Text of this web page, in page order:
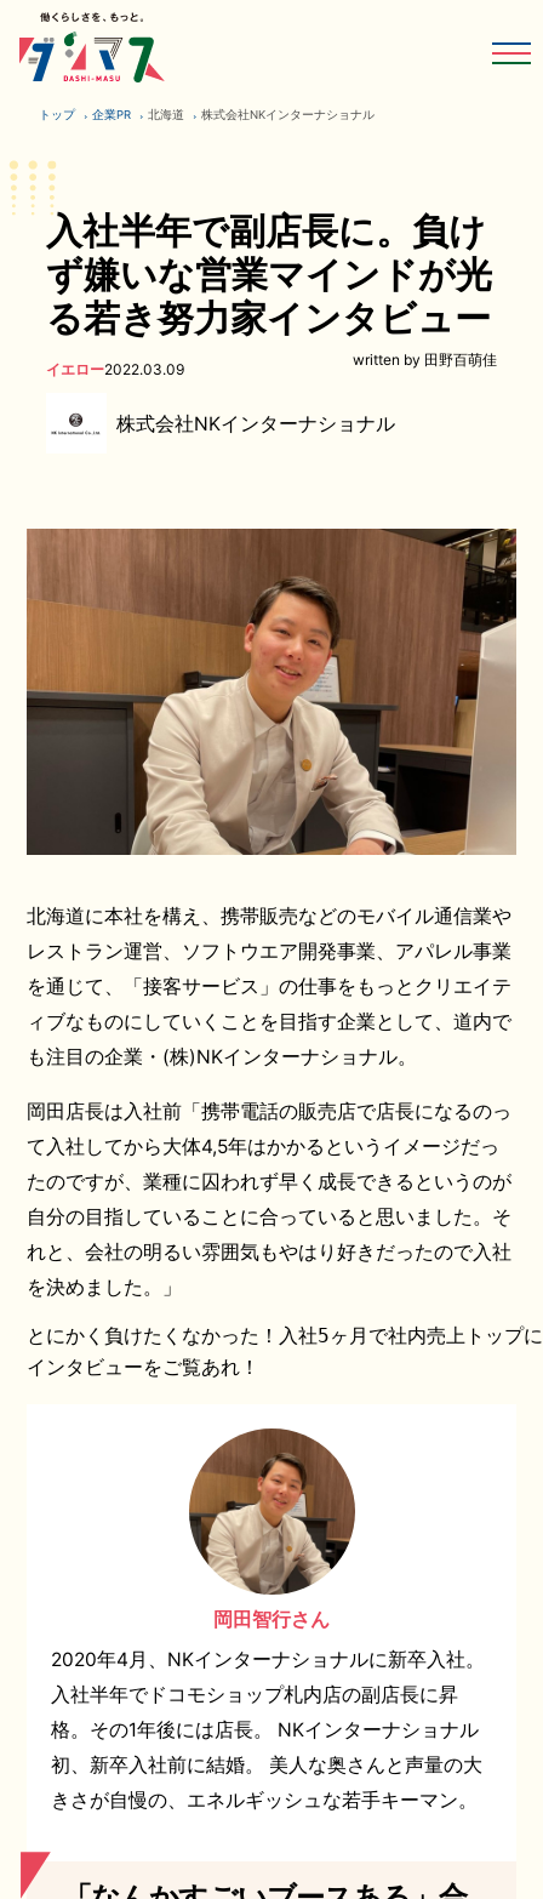
トップ 企業PR 北海道 株式会社NKインターナショナル
入社半年で副店長に。負け
ず嫌いな営業マインドが光
る若き努力家インタビュー
イエロー2022.03.09
written by 田野百萌佳
株式会社NKインターナショナル
北海道に本社を構え、携帯販売などのモバイル通信業や
レストラン運営、ソフトウエア開発事業、アパレル事業
を通じて、「接客サービス」の仕事をもっとクリエイテ
ィブなものにしていくことを目指す企業として、道内で
も注目の企業・(株)NKインターナショナル。
岡田店長は入社前「携帯電話の販売店で店長になるのっ
て入社してから大体4,5年はかかるというイメージだっ
たのですが、業種に囚われず早く成長できるというのが
自分の目指していることに合っていると思いました。そ
れと、会社の明るい雰囲気もやはり好きだったので入社
を決めました。」
とにかく負けたくなかった！入社5ヶ月で社内売上トップ
インタビューをご覧あれ！
岡田智行さん
2020年4月、NKインターナショナルに新卒入社。
入社半年でドコモショップ札内店の副店長に昇
格。その1年後には店長。 NKインターナショナル
初、新卒入社前に結婚。 美人な奥さんと声量の大
きさが自慢の、エネルギッシュな若手キーマン。